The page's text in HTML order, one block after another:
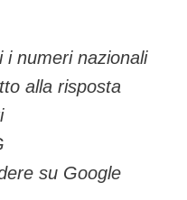
i numeri nazionali
alla risposta
su Google